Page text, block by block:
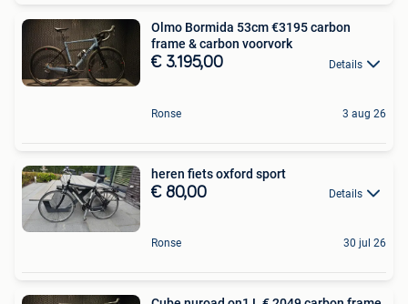
Olmo Bormida 53cm €3195 ‍️carbon
€ 3.195,00 Details
Ronse 3 aug 26
heren fiets oxford sport
€ 80,00 Details
Ronse 30 jul 26